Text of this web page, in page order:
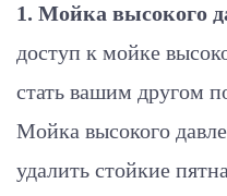
1. Мойка высокого
доступ к мойке
стать вашим другом
Мойка высокого
удалить стойкие